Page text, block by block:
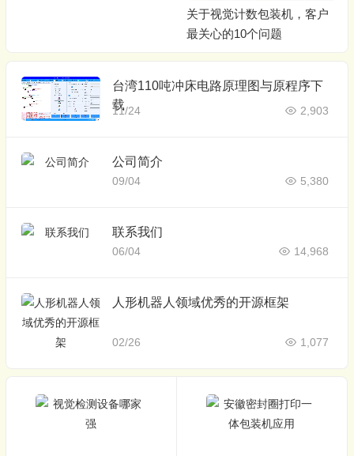
关于视觉计数包装机，客户
最关心的10个问题
台湾110吨冲床电路原理图与原程序下
载
11/24 2,903
公司简介
09/04 5,380
联系我们
06/04 14,968
人形机器人领域优秀的开源框架
02/26 1,077